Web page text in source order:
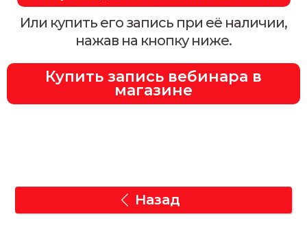
Или купить его запись при её наличии,
нажав на кнопку ниже.
Купить запись вебинара в
магазине
Назад